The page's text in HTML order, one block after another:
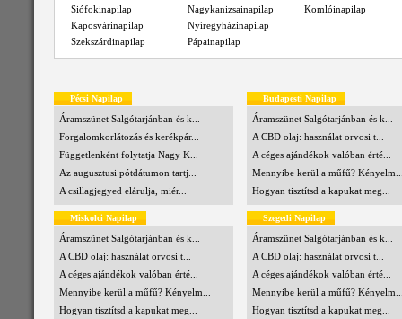
Siófokinapilap
Kaposvárinapilap
Szekszárdinapilap
Nagykanizsainapilap
Nyíregyházinapilap
Pápainapilap
Komlóinapilap
Pécsi Napilap
Áramszünet Salgótarjánban és k...
Forgalomkorlátozás és kerékpár...
Függetlenként folytatja Nagy K...
Az augusztusi pótdátumon tartj...
A csillagjegyed elárulja, miér...
Budapesti Napilap
Áramszünet Salgótarjánban és k...
A CBD olaj: használat orvosi t...
A céges ajándékok valóban érté...
Mennyibe kerül a műfű?
Hogyan tisztítsd a kapukat meg...
Miskolci Napilap
Áramszünet Salgótarjánban és k...
A CBD olaj: használat orvosi t...
A céges ajándékok valóban érté...
Mennyibe kerül a műfű? Kényelm...
Hogyan tisztítsd a kapukat meg...
Szegedi Napilap
Áramszünet Salgótarjánban és k...
A CBD olaj: használat orvosi t...
A céges ajándékok valóban érté...
Mennyibe kerül a műfű?
Hogyan tisztítsd a kapukat meg...